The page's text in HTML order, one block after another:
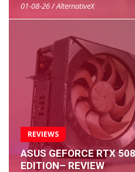
01-08-26 / AlternativeX
REVIEWS
ASUS GEFORCE RTX
EDITION– REVIEW